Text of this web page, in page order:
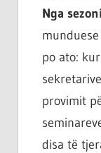
Nga
po ato:
provimit
disa të